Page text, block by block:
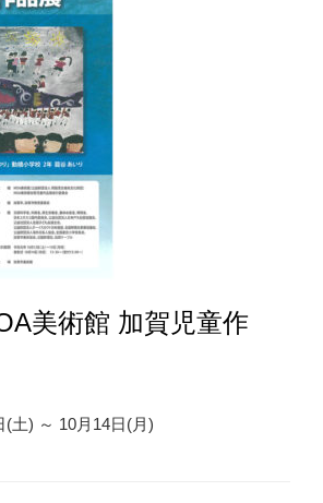
美術館 加賀児童作
(土) ～ 10月14日(月)